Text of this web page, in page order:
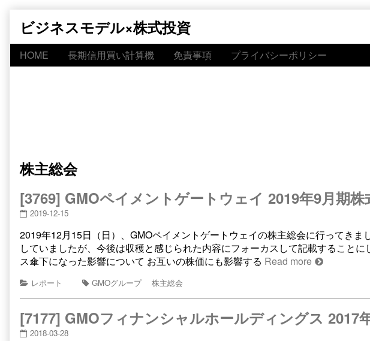
content
ビジネスモデル×株式投資
HOME 長期信用買い計算機 免責事項 プライバシーポリシー
株主総会
[3769] GMOペイメントゲートウェイ 2019年9月期株
2019-12-15
2019年12月15日（日）、GMOペイメントゲートウェイの株主総会に行ってき
していましたが、今後は収穫と感じられた内容にフォーカスして記載すること
ス傘下になった影響について お互いの株価にも影響する Read more
レポート GMOグループ 株主総会
[7177] GMOフィナンシャルホールディングス 2017
2018-03-28